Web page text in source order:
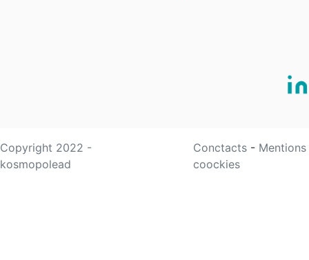
Copyright 2022 -
kosmopolead
Conctacts -
coockies